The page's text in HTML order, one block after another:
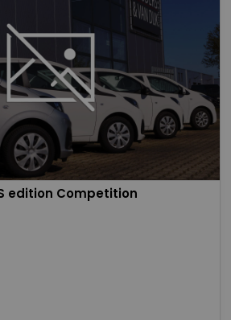
edition Competition